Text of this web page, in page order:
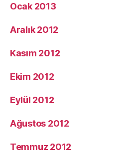
Ocak 2013
Aralık 2012
Kasım 2012
Ekim 2012
Eylül 2012
Ağustos 2012
Temmuz 2012